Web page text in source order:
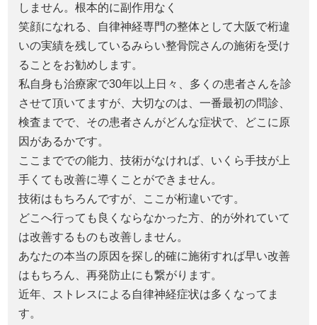
しません。根本的に副作用なく
笑顔になれる、自律神経専門の整体として大阪で桁違
いの実績を残しているみらい整骨院さんの施術を受け
ることをお勧めします。
私自身も治療家で30年以上日々、多くの患者さんを診
させて頂いてますが、大切なのは、一番最初の問診、
検査までで、その患者さんがどんな症状で、どこに原
因があるかです。
ここまででの能力、技術がなければ、いくら手技が上
手くても改善に導くことができません。
技術はもちろんですが、ここが桁違いです。
どこへ行っても良くならなかった方、的が外れていて
は改善するものも改善しません。
あなたの本当の原因を探し的確に施術すれば早い改善
はもちろん、再発防止にも繋がります。
近年、ストレスによる自律神経症状は多くなってま
す。